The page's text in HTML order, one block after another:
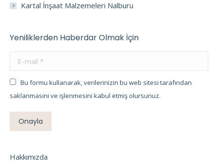
Kartal İnşaat Malzemeleri Nalburu
Yeniliklerden Haberdar Olmak İçin
E-mail *
Bu formu kullanarak, verilerinizin bu web sitesi tarafından
saklanmasını ve işlenmesini kabul etmiş olursunuz.
Onayla
Hakkımızda